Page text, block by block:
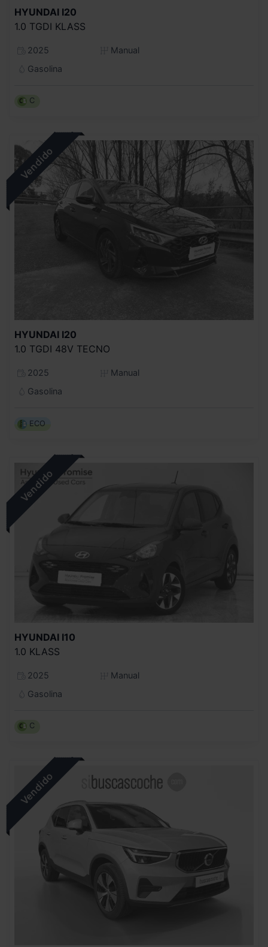
HYUNDAI I20
1.0 TGDI KLASS
2025
Manual
Gasolina
C
HYUNDAI I20
1.0 TGDI 48V TECNO
2025
Manual
Gasolina
ECO
HYUNDAI I10
1.0 KLASS
2025
Manual
Gasolina
C